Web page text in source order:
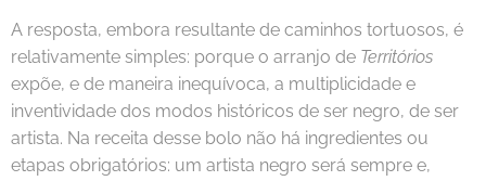
A resposta, embora resultante de caminhos tortuosos, é
relativamente simples: porque o arranjo de Territórios
expõe, e de maneira inequívoca, a multiplicidade e
inventividade dos modos históricos de ser negro, de ser
artista. Na receita desse bolo não há ingredientes ou
etapas obrigatórios: um artista negro será sempre e,